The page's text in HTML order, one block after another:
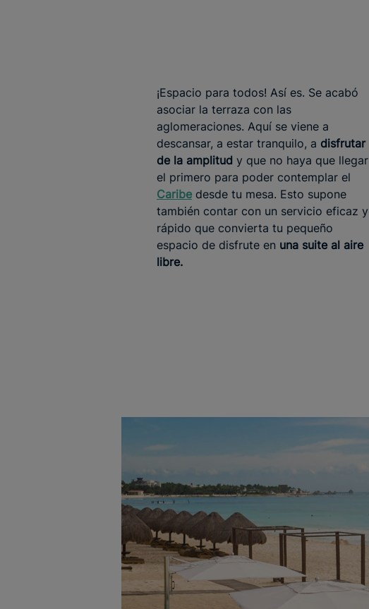
¡Espacio para todos! Así es. Se acabó
asociar la terraza con las
aglomeraciones. Aquí se viene a
descansar, a estar tranquilo, a disfrutar
de la amplitud y que no haya que llegar
el primero para poder contemplar el
Caribe desde tu mesa. Esto supone
también contar con un servicio eficaz y
rápido que convierta tu pequeño
espacio de disfrute en una suite al aire
libre.